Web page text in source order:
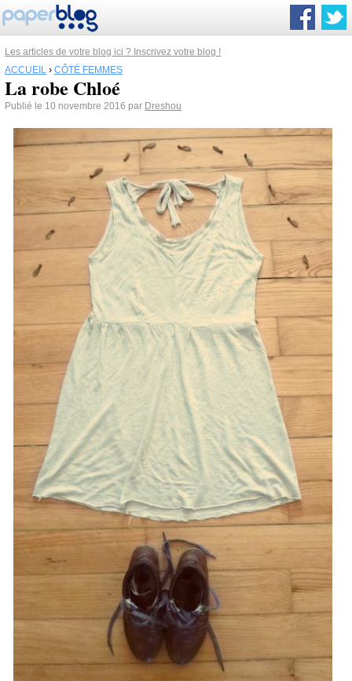
Les articles de votre blog ici ? Inscrivez votre blog !
ACCUEIL › CÔTÉ FEMMES
La robe Chloé
Publié le 10 novembre 2016 par Dreshou